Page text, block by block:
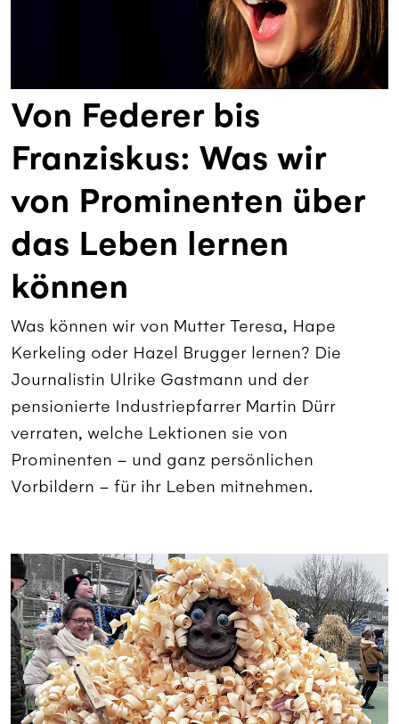
Von Federer bis
Franziskus: Was wir
von Prominenten über
das Leben lernen
können
Was können wir von Mutter Teresa, Hape
Kerkeling oder Hazel Brugger lernen? Die
Journalistin Ulrike Gastmann und der
pensionierte Industriepfarrer Martin Dürr
verraten, welche Lektionen sie von
Prominenten – und ganz persönlichen
Vorbildern – für ihr Leben mitnehmen.